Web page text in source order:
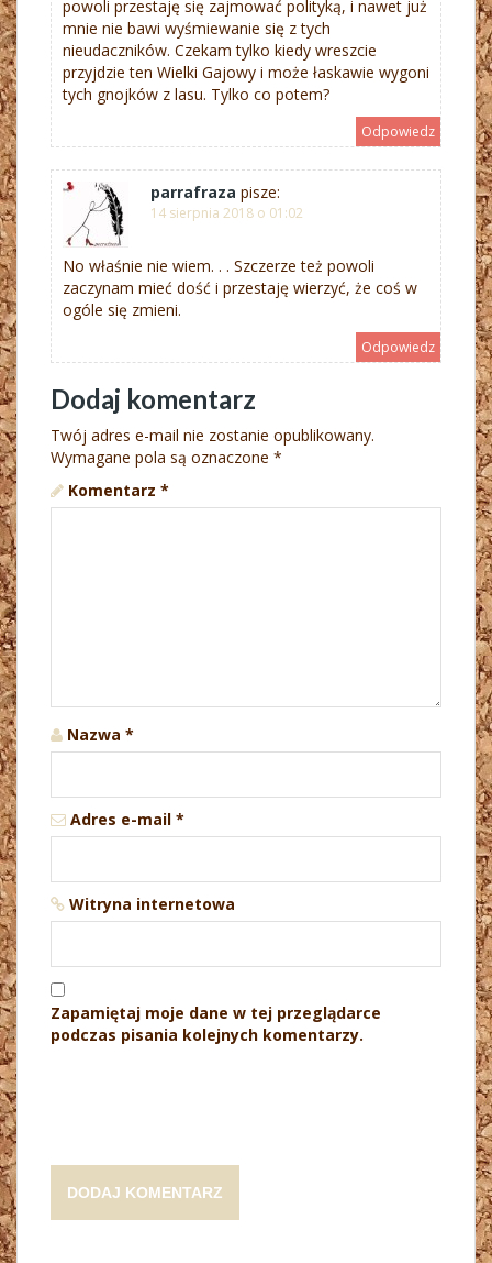
powoli przestaję się zajmować polityką, i nawet już
mnie nie bawi wyśmiewanie się z tych
nieudaczników. Czekam tylko kiedy wreszcie
przyjdzie ten Wielki Gajowy i może łaskawie wygoni
tych gnojków z lasu. Tylko co potem?
Odpowiedz
parrafraza pisze:
14 sierpnia 2018 o 01:02
No właśnie nie wiem. . . Szczerze też powoli
zaczynam mieć dość i przestaję wierzyć, że coś w
ogóle się zmieni.
Odpowiedz
Dodaj komentarz
Twój adres e-mail nie zostanie opublikowany.
Wymagane pola są oznaczone *
Komentarz *
Nazwa *
Adres e-mail *
Witryna internetowa
Zapamiętaj moje dane w tej przeglądarce
podczas pisania kolejnych komentarzy.